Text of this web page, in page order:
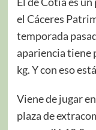
el Cáceres
temporada
apariencia tiene
kg. Y con eso
Viene de jugar
plaza de